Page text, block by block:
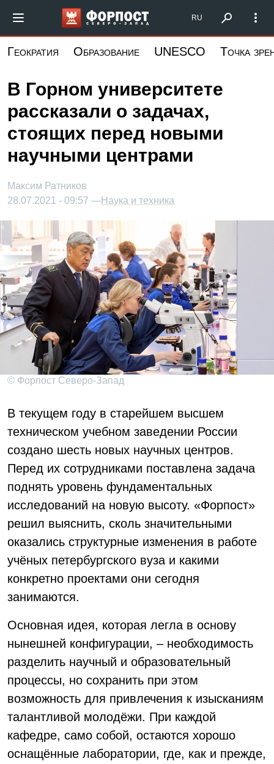
основному
Форпост Северо-Запад
RU
Геократия Образование UNESCO Точка
В Горном университете
рассказали о задачах,
стоящих перед новыми
научными центрами
Максим Ратников
28.07.2021 - 09:57 —Наука и техника
© Форпост Северо-Запад
В текущем году в старейшем высшем
техническом учебном заведении России
создано шесть новых научных центров.
Перед их сотрудниками поставлена задача
поднять уровень фундаментальных
исследований на новую высоту. «Форпост»
решил выяснить, сколь значительными
оказались структурные изменения в работе
учёных петербургского вуза и какими
конкретно проектами они сегодня
занимаются.
Основная идея, которая легла в основу
нынешней конфигурации, – необходимость
разделить научный и образовательный
процессы, но сохранить при этом
возможность для привлечения к изысканиям
талантливой молодёжи. При каждой
кафедре, само собой, остаются хорошо
оснащённые лаборатории, где, как и прежде,